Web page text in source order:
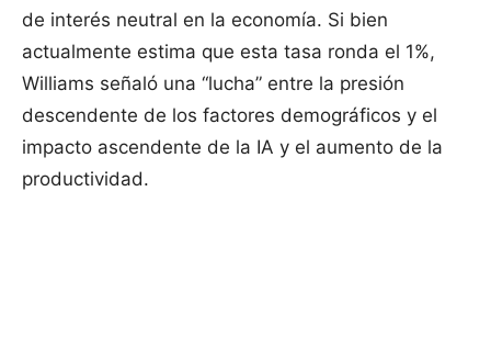
de interés neutral en la economía. Si bien
actualmente estima que esta tasa ronda el 1%,
Williams señaló una “lucha” entre la presión
descendente de los factores demográficos y el
impacto ascendente de la IA y el aumento de la
productividad.